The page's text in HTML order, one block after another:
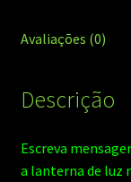
Avaliações (0)
Descrição
Escreva
a lanterna de luz